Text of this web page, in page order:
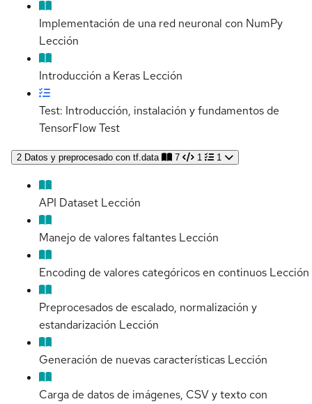
Implementación de una red neuronal con NumPy
Lección
Introducción a Keras Lección
Test: Introducción, instalación y fundamentos de
TensorFlowTest
2 Datos y preprocesado con tf.data 7 1 1
API Dataset Lección
Manejo de valores faltantes Lección
Encoding de valores categóricos en continuos Lección
Preprocesados de escalado, normalización y
estandarización Lección
Generación de nuevas características Lección
Carga de datos de imágenes, CSV y texto con